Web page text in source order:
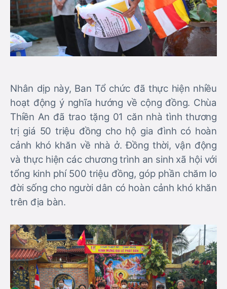
Nhân dịp này, Ban Tổ chức đã thực hiện nhiều
hoạt động ý nghĩa hướng về cộng đồng. Chùa
Thiền An đã trao tặng 01 căn nhà tình thương
trị giá 50 triệu đồng cho hộ gia đình có hoàn
cảnh khó khăn về nhà ở. Đồng thời, vận động
và thực hiện các chương trình an sinh xã hội với
tổng kinh phí 500 triệu đồng, góp phần chăm lo
đời sống cho người dân có hoàn cảnh khó khăn
trên địa bàn.